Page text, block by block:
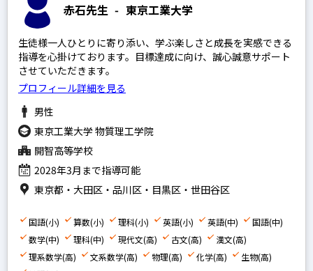
赤石先生 - 東京工業大学
生徒様一人ひとりに寄り添い、学ぶ楽しさと成長を実感できる
指導を心掛けております。目標達成に向け、誠心誠意サポート
させていただきます。
プロフィール詳細を見る
男性
東京工業大学 物質理工学院
開智高等学校
2028年3月まで指導可能
東京都・大田区・品川区・目黒区・世田谷区
国語(小) 算数(小) 理科(小) 英語(小) 英語(中)
国語(中)
数学(中)
理科(中) 現代文(高) 古文(高)
漢文(高)
理系数学(高)
文系数学(高) 物理(高) 化学(高)
生物(高)